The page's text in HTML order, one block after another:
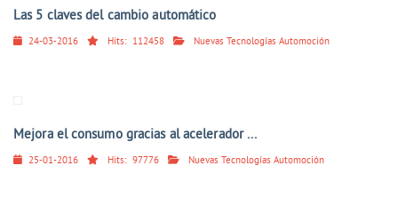
Las 5 claves del cambio automático
24-03-2016 Hits: 112458 Nuevas Tecnologías Automoción
Mejora el consumo gracias al acelerador ...
25-01-2016 Hits: 97776 Nuevas Tecnologías Automoción